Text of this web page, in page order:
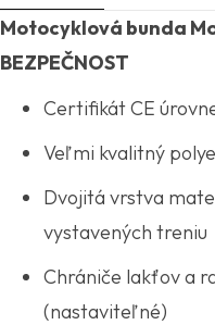
Motocyklová bunda
BEZPEČNOST
Certifikát CE
Veľmi kvalitný
Dvojitá vrstva
vystavených treniu
Chrániče lakťov a
(nastaviteľné)